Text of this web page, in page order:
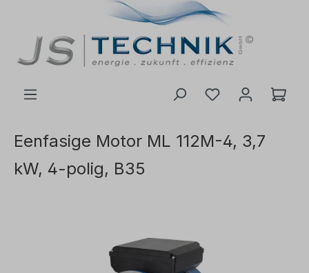
Eenfasige Motor ML 112M-4, 3,7
kW, 4-polig, B35